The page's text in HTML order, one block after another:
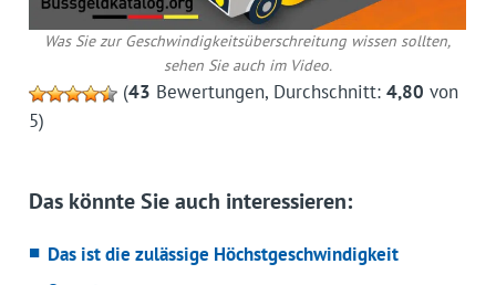
Was Sie zur Geschwindigkeitsüberschreitung wissen sollten,
sehen Sie auch im Video.
(43 Bewertungen, Durchschnitt: 4,80 von
5)
Das könnte Sie auch interessieren:
Das ist die zulässige Höchstgeschwindigkeit